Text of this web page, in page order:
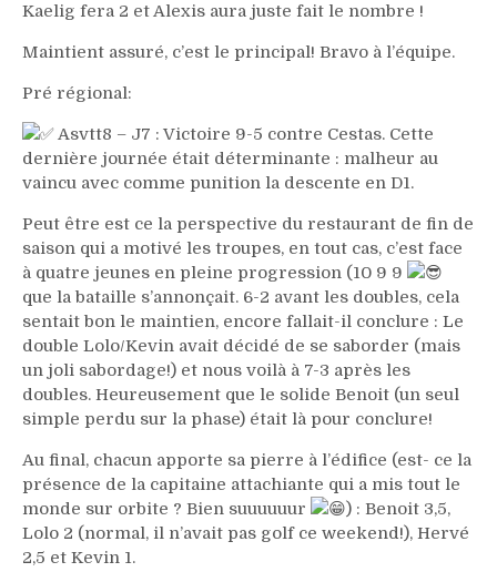
Kaelig fera 2 et Alexis aura juste fait le nombre !
Maintient assuré, c’est le principal! Bravo à l’équipe.
Pré régional:
Asvtt8 – J7 : Victoire 9-5 contre Cestas. Cette
dernière journée était déterminante : malheur au
vaincu avec comme punition la descente en D1.
Peut être est ce la perspective du restaurant de fin de
saison qui a motivé les troupes, en tout cas, c’est face
à quatre jeunes en pleine progression (10 9 9
que la bataille s’annonçait. 6-2 avant les doubles, cela
sentait bon le maintien, encore fallait-il conclure : Le
double Lolo/Kevin avait décidé de se saborder (mais
un joli sabordage!) et nous voilà à 7-3 après les
doubles. Heureusement que le solide Benoit (un seul
simple perdu sur la phase) était là pour conclure!
Au final, chacun apporte sa pierre à l’édifice (est- ce la
présence de la capitaine attachiante qui a mis tout le
monde sur orbite ? Bien suuuuuur
) : Benoit 3,5,
Lolo 2 (normal, il n’avait pas golf ce weekend!), Hervé
2,5 et Kevin 1.